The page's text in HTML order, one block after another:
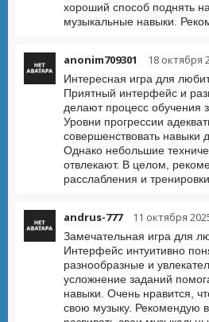
хороший способ поднять
музыкальные навыки.
anonim709301 18 октября
Интересная игра для
Приятный интерфейс и
делают процесс обучения
Уровни прогрессии
совершенствовать навыки
Однако небольшие
отвлекают. В целом,
расслабления и
andrus-777 11 октября
Замечательная игра для
Интерфейс интуитивно
разнообразные и
усложнение заданий
навыки. Очень нравится,
свою музыку. Рекомендую